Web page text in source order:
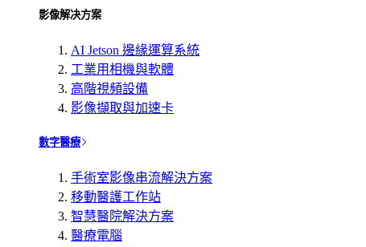
影像解决方案
AI Jetson 邊緣運算系統
工業用相機與軟體
高階視頻設備
影像擷取與加速卡
數字醫療
手術室影像串流解決方案
移動醫護工作站
智慧醫院解決方案
醫療電腦